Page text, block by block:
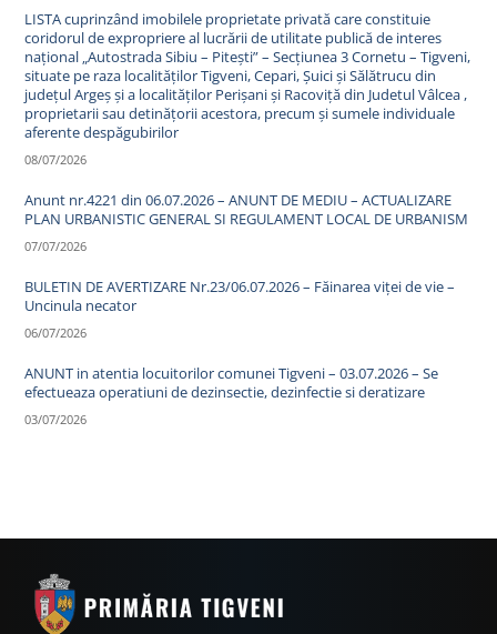
LISTA cuprinzând imobilele proprietate privată care constituie
coridorul de expropriere al lucrării de utilitate publică de interes
național „Autostrada Sibiu – Pitești” – Secțiunea 3 Cornetu – Tigveni,
situate pe raza localităților Tigveni, Cepari, Șuici și Sălătrucu din
județul Argeș și a localităților Perișani și Racoviță din Judetul Vâlcea ,
proprietarii sau detinățorii acestora, precum și sumele individuale
aferente despăgubirilor
08/07/2026
Anunt nr.4221 din 06.07.2026 – ANUNT DE MEDIU – ACTUALIZARE
PLAN URBANISTIC GENERAL SI REGULAMENT LOCAL DE URBANISM
07/07/2026
BULETIN DE AVERTIZARE Nr.23/06.07.2026 – Făinarea viței de vie –
Uncinula necator
06/07/2026
ANUNT in atentia locuitorilor comunei Tigveni – 03.07.2026 – Se
efectueaza operatiuni de dezinsectie, dezinfectie si deratizare
03/07/2026